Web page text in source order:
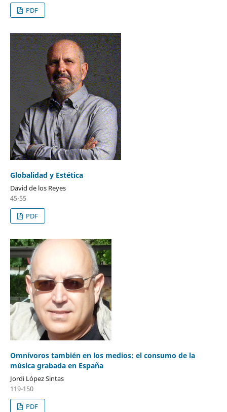
PDF
Globalidad y Estética
David de los Reyes
45-55
PDF
Omnívoros también en los medios: el consumo de la
música grabada en España
Jordi López Sintas
119-150
PDF